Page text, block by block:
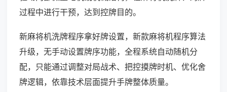
过程中进行干预，达到控牌目的。
新麻将机洗牌程序拿好牌设置，新款麻将机程序算法
升级，无手动设置牌序功能，全程系统自动随机分
配，只能通过调整对局战术、把控摸牌时机、优化舍
牌逻辑，依靠技术层面提升手牌整体质量。